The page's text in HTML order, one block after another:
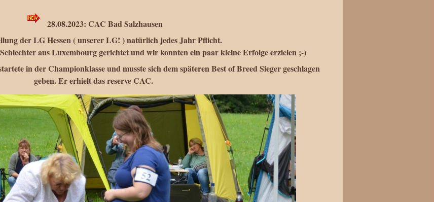
28.08.2023: CAC Bad Salzhausen
der LG Hessen ( unserer LG! ) natürlich jedes Jahr Pflicht.
aus Luxembourg gerichtet und wir konnten ein paar kleine Erfolge erzielen ;-)
in der Championklasse und musste sich dem späteren Best of Breed Sieger geschlagen
geben. Er erhielt das reserve CAC.